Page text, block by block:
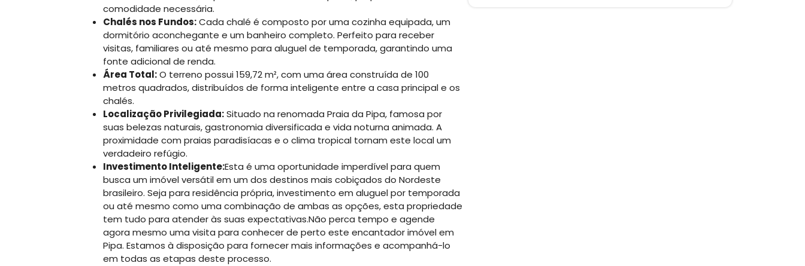
comodidade necessária.
Chalés nos Fundos:Cada chalé é composto por uma cozinha equipada, um
dormitório aconchegante e um banheiro completo. Perfeito para receber
visitas, familiares ou até mesmo para aluguel de temporada, garantindo uma
fonte adicional de renda.
Área Total:O terreno possui 159,72 m², com uma área construída de 100
metros quadrados, distribuídos de forma inteligente entre a casa principal e os
chalés.
Localização Privilegiada:Situado na renomada Praia da Pipa, famosa por
suas belezas naturais, gastronomia diversificada e vida noturna animada. A
proximidade com praias paradisíacas e o clima tropical tornam este local um
verdadeiro refúgio.
Investimento Inteligente:Esta é uma oportunidade imperdível para quem
busca um imóvel versátil em um dos destinos mais cobiçados do Nordeste
brasileiro. Seja para residência própria, investimento em aluguel por temporada
ou até mesmo como uma combinação de ambas as opções, esta propriedade
tem tudo para atender às suas expectativas.Não perca tempo e agende
agora mesmo uma visita para conhecer de perto este encantador imóvel em
Pipa. Estamos à disposição para fornecer mais informações e acompanhá-lo
em todas as etapas deste processo.